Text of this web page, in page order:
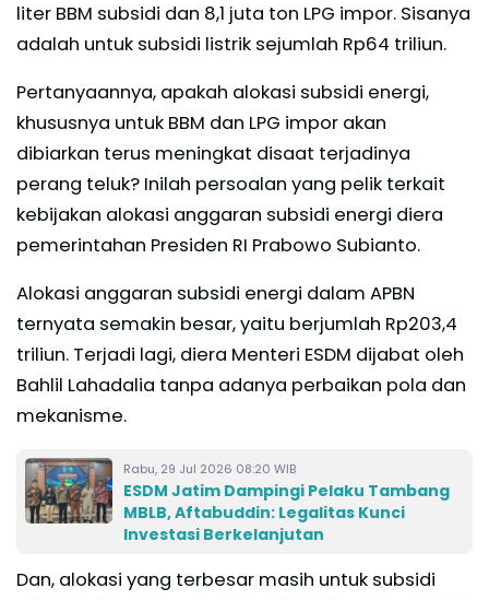
liter BBM subsidi dan 8,1 juta ton LPG impor. Sisanya
adalah untuk subsidi listrik sejumlah Rp64 triliun.
Pertanyaannya, apakah alokasi subsidi energi,
khususnya untuk BBM dan LPG impor akan
dibiarkan terus meningkat disaat terjadinya
perang teluk? Inilah persoalan yang pelik terkait
kebijakan alokasi anggaran subsidi energi diera
pemerintahan Presiden RI Prabowo Subianto.
Alokasi anggaran subsidi energi dalam APBN
ternyata semakin besar, yaitu berjumlah Rp203,4
triliun. Terjadi lagi, diera Menteri ESDM dijabat oleh
Bahlil Lahadalia tanpa adanya perbaikan pola dan
mekanisme.
Rabu, 29 Jul 2026 08:20 WIB
ESDM Jatim Dampingi Pelaku Tambang
MBLB, Aftabuddin: Legalitas Kunci
Investasi Berkelanjutan
Dan, alokasi yang terbesar masih untuk subsidi